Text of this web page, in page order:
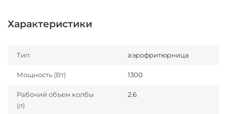
Характеристики
Тип аэрофритюрница
Мощность (Вт) 1300
Рабочий объем колбы
(л)
2.6